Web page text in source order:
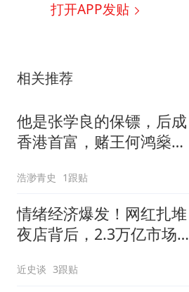
打开APP发贴
相关推荐
他是张学良的保镖，后成
香港首富，赌王何鸿燊见
浩渺青史 1跟贴
情绪经济爆发！网红扎堆
夜店背后，2.3万亿市场正
近史谈 3跟贴